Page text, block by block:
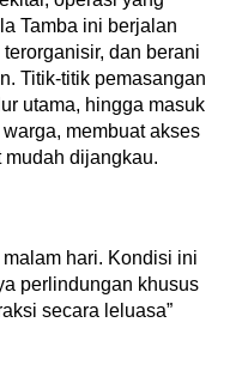
Tamba ini berjalan
dan berani
Titik-titik pemasangan
utama, hingga masuk
membuat akses
dijangkau.
hari. Kondisi ini
perlindungan khusus
secara leluasa”